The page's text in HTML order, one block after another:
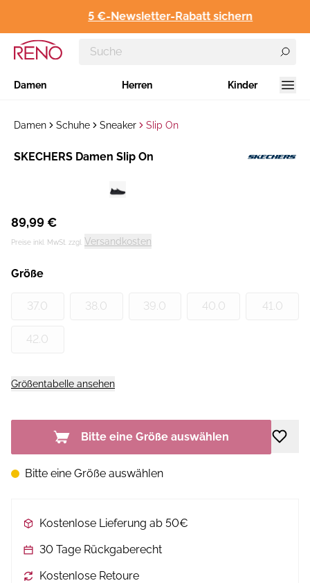
5 €-Newsletter-Rabatt sichern
Damen Herren Kinder
Damen Schuhe Sneaker Slip On
Hersteller:
SKECHERS Damen Slip On
89,99 €
Preise inkl. MwSt. zzgl. Versandkosten
Größe
37.0 38.0 39.0 40.0 41.0
42.0
Größentabelle ansehen
Bitte eine Größe auswählen
Bitte eine Größe auswählen
Kostenlose Lieferung ab 50€
30 Tage Rückgaberecht
Kostenlose Retoure